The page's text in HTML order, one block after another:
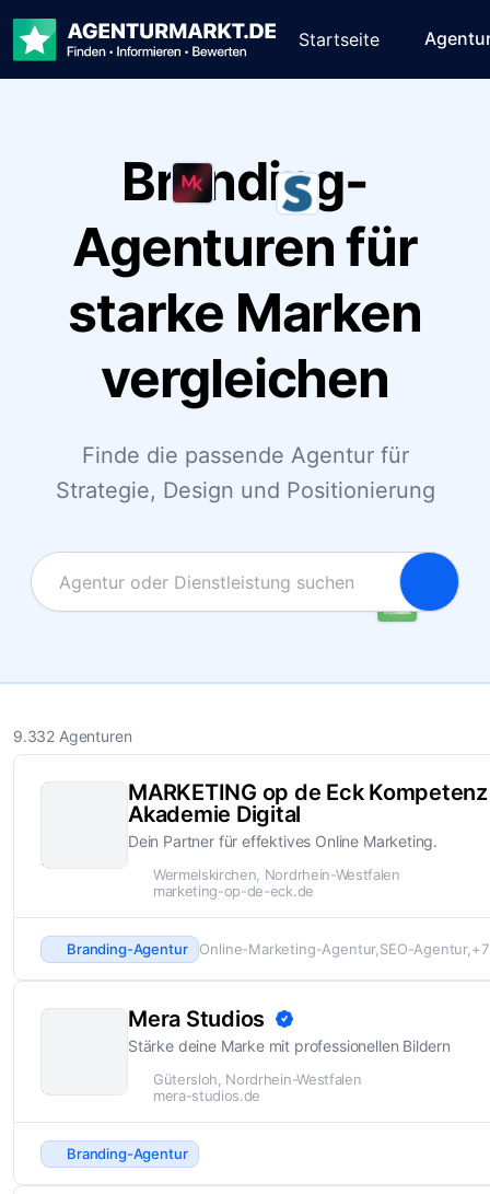
Startseite
Branding-
Agenturen für
starke Marken
vergleichen
Finde die passende Agentur für
Strategie, Design und Positionierung
9.332 Agenturen
MARKETING op de Eck Kompetenz
Akademie Digital
Dein Partner für effektives Online Marketing.
Wermelskirchen, Nordrhein-Westfalen
marketing-op-de-eck.de
Branding-Agentur Online-Marketing-Agentur SEO-Agentur +7
Mera Studios
Stärke deine Marke mit professionellen Bildern
Gütersloh, Nordrhein-Westfalen
mera-studios.de
Branding-Agentur